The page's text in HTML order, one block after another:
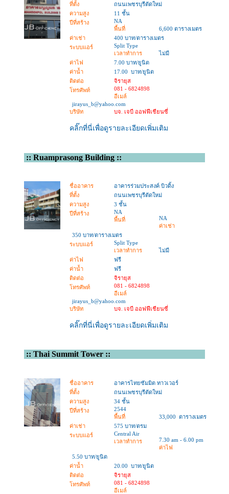
ที่ตั้ง
ถนนเพชรบุรีตัดใหม่
ความสูง
11 ชั้น
ปีที่สร้าง
NA
พื้นที่
6,600 ตารางเมตร
ค่าเช่า
400 บาท/ตารางเมตร
ระบบแอร์
Split Type
เวลาทำการ
ไม่มี
ค่าไฟ
7.00 บาท/ยูนิต
ค่าน้ำ
17.00 บาท/ยูนิต
ติดต่อ
จิรายุส
โทรศัพท์
081 - 6824898
อีเมล์
jirayus_b@yahoo.com
บริษัท
บจ. เจบี ออฟฟีเชียนซี่
คลิ๊กที่นี่เพื่อดูรายละเอียดเพิ่มเติม
::Ruamprasong Building ::
ชื่ออาคาร
อาคารร่วมประสงค์ บิวดิ้ง
ที่ตั้ง
ถนนเพชรบุรีตัดใหม่
ความสูง
3 ชั้น
ปีที่สร้าง
NA
พื้นที่
NA
ค่าเช่า
350 บาท/ตารางเมตร
ระบบแอร์
Split Type
เวลาทำการ
ไม่มี
ค่าไฟ
ฟรี
ค่าน้ำ
ฟรี
ติดต่อ
จิรายุส
โทรศัพท์
081 - 6824898
อีเมล์
jirayus_b@yahoo.com
บริษัท
บจ. เจบี ออฟฟีเชียนซี่
คลิ๊กที่นี่เพื่อดูรายละเอียดเพิ่มเติม
::Thai Summit Tower ::
ชื่ออาคาร
อาคารไทยซัมมิต ทาวเวอร์
ที่ตั้ง
ถนนเพชรบุรีตัดใหม่
ความสูง
34 ชั้น
ปีที่สร้าง
2544
พื้นที่
33,000 ตารางเมตร
ค่าเช่า
575 บาท/ตรม
ระบบแอร์
Central Air
เวลาทำการ
7.30 am - 6.00 pm
ค่าไฟ
5.50 บาท/ยูนิต
ค่าน้ำ
20.00 บาท/ยูนิต
ติดต่อ
จิรายุส
โทรศัพท์
081 - 6824898
อีเมล์